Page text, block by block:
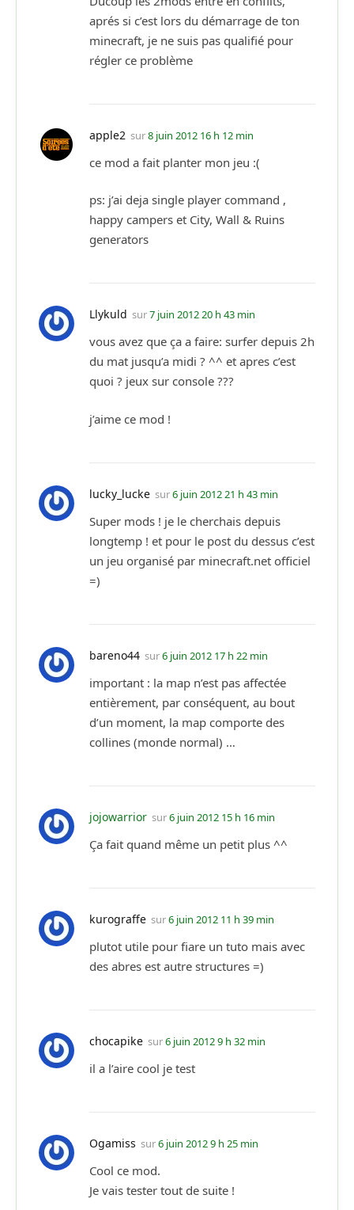
aprés si c’est lors du démarrage de ton
minecraft, je ne suis pas qualifié pour
régler ce problème
apple2 sur8 juin 2012 16 h 12 min
ce mod a fait planter mon jeu :(
ps: j’ai deja single player command ,
happy campers et City, Wall & Ruins
generators
Llykuld sur7 juin 2012 20 h 43 min
vous avez que ça a faire: surfer depuis 2h
du mat jusqu’a midi ? ^^ et apres c’est
quoi ? jeux sur console ???
j’aime ce mod !
lucky_lucke sur6 juin 2012 21 h 43 min
Super mods ! je le cherchais depuis
longtemp ! et pour le post du dessus c’est
un jeu organisé par minecraft.net officiel
=)
bareno44 sur6 juin 2012 17 h 22 min
important : la map n’est pas affectée
entièrement, par conséquent, au bout
d’un moment, la map comporte des
collines (monde normal) …
jojowarrior sur6 juin 2012 15 h 16 min
Ça fait quand même un petit plus ^^
kurograffe sur6 juin 2012 11 h 39 min
plutot utile pour fiare un tuto mais avec
des abres est autre structures =)
chocapike sur6 juin 2012 9 h 32 min
il a l’aire cool je test
Ogamiss sur6 juin 2012 9 h 25 min
Cool ce mod.
Je vais tester tout de suite !